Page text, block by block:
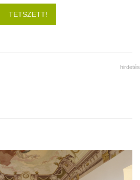
TETSZETT!
hirdetés